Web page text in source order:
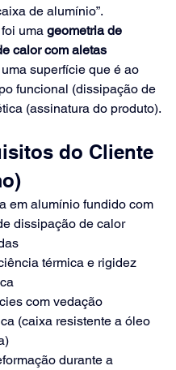
de alumínio”.
uma geometria de
calor com aletas
uma superfície que é ao
funcional (dissipação de
(assinatura do produto).
do Cliente
em alumínio fundido com
dissipação de calor
térmica e rigidez
com vedação
(caixa resistente a óleo
durante a